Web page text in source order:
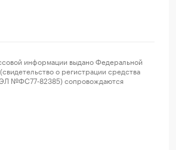
информации выдано Федеральной
о регистрации средства
ЭЛ №ФС77-82385) сопровождаются